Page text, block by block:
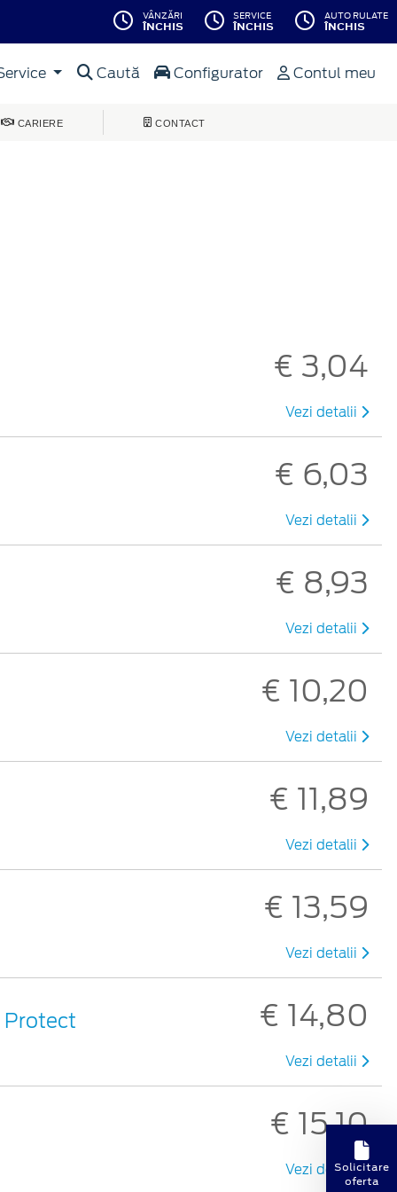
VÂNZĂRI
ÎNCHIS
SERVICE
ÎNCHIS
AUTO RULATE
ÎNCHIS
Caută Configurator Contul meu
CARIERE CONTACT
€ 3,04
Vezi detalii
€ 6,03
Vezi detalii
€ 8,93
Vezi detalii
€ 10,20
Vezi detalii
€ 11,89
Vezi detalii
€ 13,59
Vezi detalii
Protect € 14,80
Vezi detalii
€ 15,10
Vezi detaliiSolicitare
oferta